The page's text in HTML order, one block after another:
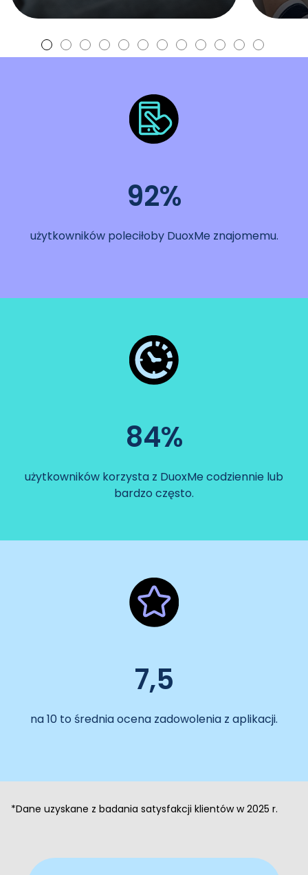
92%
użytkowników poleciłoby DuoxMe znajomemu.
84%
użytkowników korzysta z DuoxMe codziennie lub
bardzo często.
7,5
na 10 to średnia ocena zadowolenia z aplikacji.
*Dane uzyskane z badania satysfakcji klientów w 2025 r.